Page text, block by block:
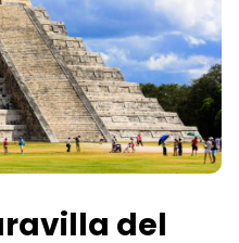
del